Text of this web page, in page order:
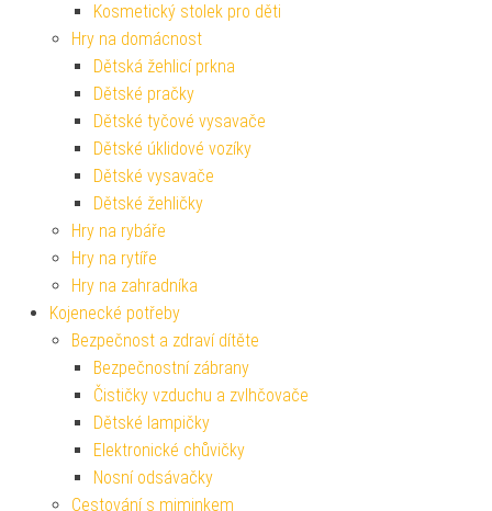
Kosmetický stolek pro děti
Hry na domácnost
Dětská žehlicí prkna
Dětské pračky
Dětské tyčové vysavače
Dětské úklidové vozíky
Dětské vysavače
Dětské žehličky
Hry na rybáře
Hry na rytíře
Hry na zahradníka
Kojenecké potřeby
Bezpečnost a zdraví dítěte
Bezpečnostní zábrany
Čističky vzduchu a zvlhčovače
Dětské lampičky
Elektronické chůvičky
Nosní odsávačky
Cestování s miminkem